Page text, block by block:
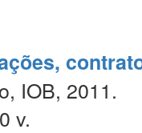
IOB, 2011.
v.